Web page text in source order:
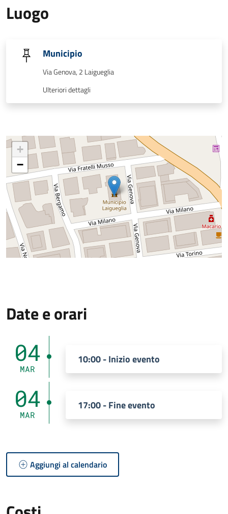
Luogo
Municipio
Via Genova, 2 Laigueglia
Ulteriori dettagli
+
−
Date e orari
04
MAR
10:00 - Inizio evento
04
MAR
17:00 - Fine evento
Aggiungi al calendario